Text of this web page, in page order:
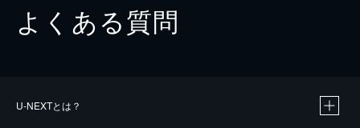
よくある質問
U-NEXTとは？